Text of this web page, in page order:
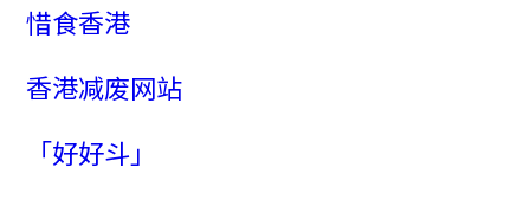
惜食香港
香港减废网站
「好好斗」